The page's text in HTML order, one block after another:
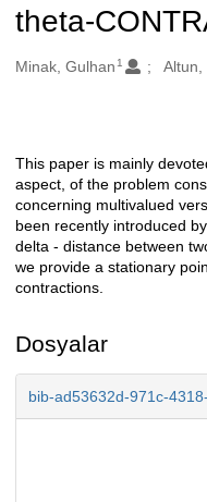
theta-
Oluşturanlar
Minak, Gulhan 1 Altun,
Açıklama
This paper is mainly
aspect, of the problem
concerning multivalued
been recently introduced
delta - distance between
we provide a stationary
contractions.
Dosyalar
bib-ad53632d-971c-